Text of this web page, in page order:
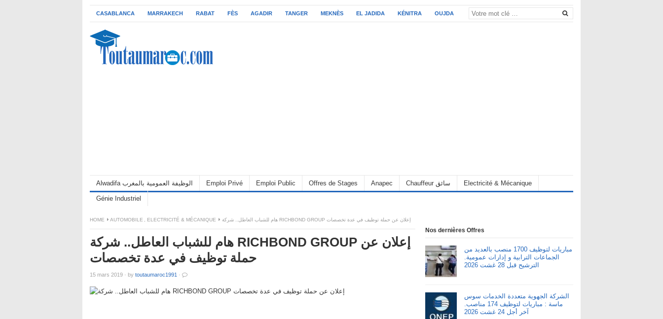
CASABLANCA MARRAKECH RABAT FÈS AGADIR TANGER MEKNÈS EL JADIDA KÉNITRA OUJDA
Alwadifa الوظيفة العمومية بالمغرب Emploi Privé Emploi Public Offres de Stages Anapec Chauffeur سائق Electricité & Mécanique
Génie Industriel
HOME AUTOMOBILE ELECTRICITÉ & MÉCANIQUE هام للشباب العاطل.. شركة RICHBOND GROUP إعلان عن حملة توظيف في عدة تخصصات
هام للشباب العاطل.. شركة RICHBOND GROUP إعلان عن
حملة توظيف في عدة تخصصات
15 mars 2019 · by toutaumaroc1991 ·
Nos dernières Offres
مباريات لتوظيف 1700 منصب بالعديد من
الجماعات الترابية و إدارات عمومية.
الترشيح قبل 28 غشت 2026
الشركة الجهوية متعددة الخدمات سوس
ماسة : مباريات لتوظيف 174 مناصب.
آخر أجل 24 غشت 2026